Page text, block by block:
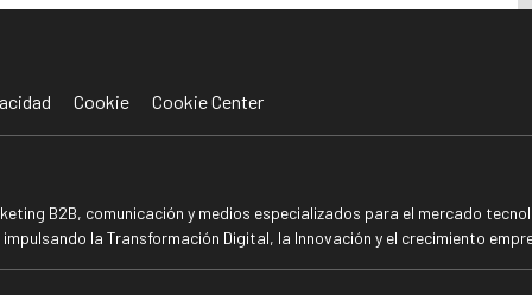
Cookie Cookie Center
B2B, comunicación y medios especializados para el mercado
la Transformación Digital, la Innovación y el crecimiento